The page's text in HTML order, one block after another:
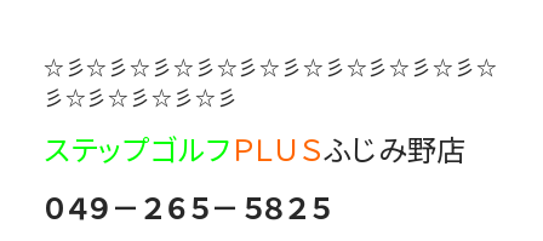
☆彡☆彡☆彡☆彡☆彡☆彡☆彡☆彡☆彡☆彡☆
彡☆彡☆彡☆彡☆彡
ステップゴルフＰＬＵＳふじみ野店
０４９－２６５－５８２５